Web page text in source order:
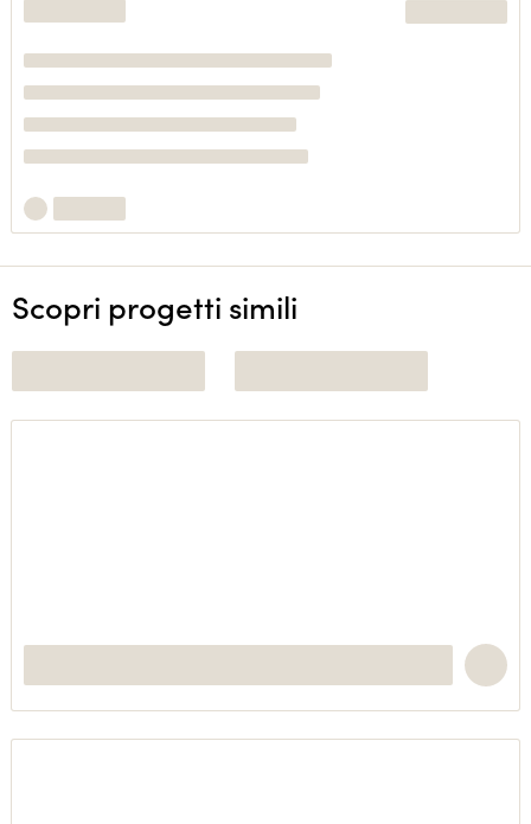
Scopri progetti simili